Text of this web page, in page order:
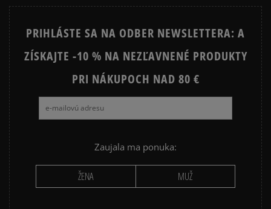
Ako zhromažďujeme recenzie?
Recenzie zákazníkov
PRIHLÁSTE SA NA ODBER NEWSLETTERA: A
ZÍSKAJTE -10 % NA NEZĽAVNENÉ PRODUKTY
PRI NÁKUPOCH NAD 80 €
Zaujala ma ponuka:
ŽENA MUŽ